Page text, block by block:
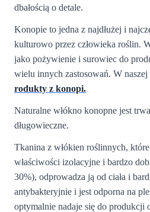
dbałością o detale.
Konopie to jedna z najdłużej i
kulturowo przez człowieka roślin.
jako pożywienie i surowiec do
wielu innych zastosowań. W
rodukty z konopi.
Naturalne włókno konopne jest
długowieczne.
Tkanina z włókien roślinnych,
właściwości izolacyjne i bardzo
30%), odprowadza ją od ciała i
antybakteryjnie i jest odporna na
optymalnie nadaje się do produkcji